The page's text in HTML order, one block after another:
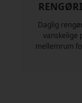
Daglig
vanskelige
mellemrum